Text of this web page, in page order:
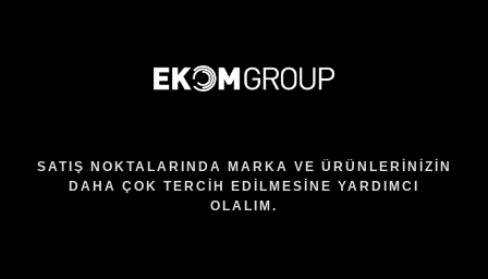
SATIŞ NOKTALARINDA MARKA VE ÜRÜNLERİNİZİN
DAHA ÇOK TERCİH EDİLMESİNE YARDIMCI
OLALIM.